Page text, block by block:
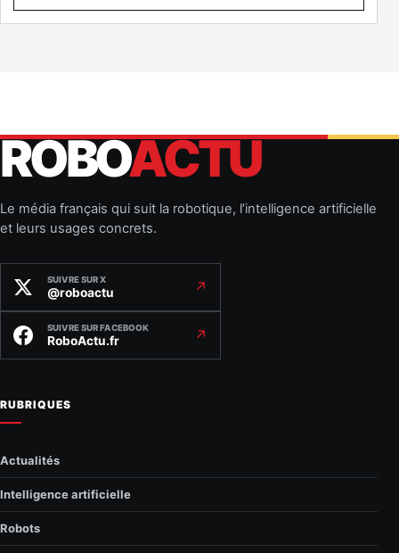
ROBOACTU
Le média français qui suit la robotique, l’intelligence artificielle
et leurs usages concrets.
SUIVRE SUR X
@roboactu ↗
SUIVRE SUR FACEBOOK
RoboActu.fr ↗
RUBRIQUES
Actualités
Intelligence artificielle
Robots